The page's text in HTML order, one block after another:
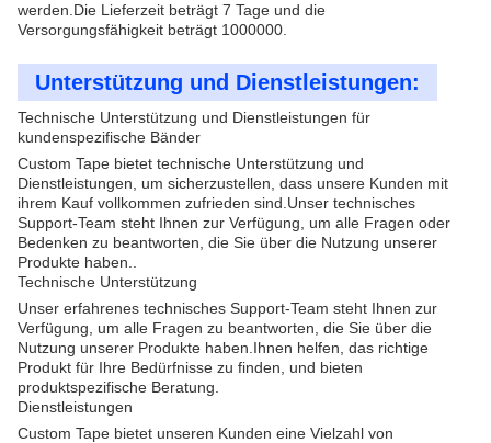
werden.Die Lieferzeit beträgt 7 Tage und die
Versorgungsfähigkeit beträgt 1000000.
Unterstützung und Dienstleistungen:
Technische Unterstützung und Dienstleistungen für
kundenspezifische Bänder
Custom Tape bietet technische Unterstützung und
Dienstleistungen, um sicherzustellen, dass unsere Kunden mit
ihrem Kauf vollkommen zufrieden sind.Unser technisches
Support-Team steht Ihnen zur Verfügung, um alle Fragen oder
Bedenken zu beantworten, die Sie über die Nutzung unserer
Produkte haben..
Technische Unterstützung
Unser erfahrenes technisches Support-Team steht Ihnen zur
Verfügung, um alle Fragen zu beantworten, die Sie über die
Nutzung unserer Produkte haben.Ihnen helfen, das richtige
Produkt für Ihre Bedürfnisse zu finden, und bieten
produktspezifische Beratung.
Dienstleistungen
Custom Tape bietet unseren Kunden eine Vielzahl von